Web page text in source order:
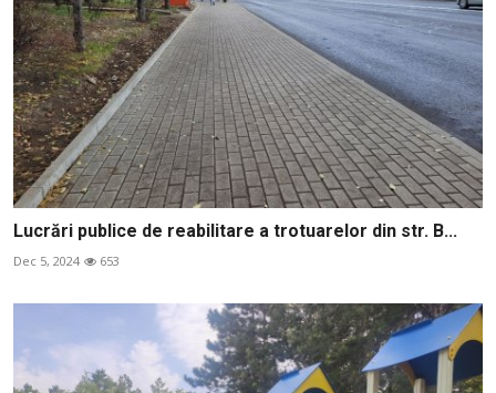
Lucrări publice de reabilitare a trotuarelor din str. B...
Dec 5, 2024 653